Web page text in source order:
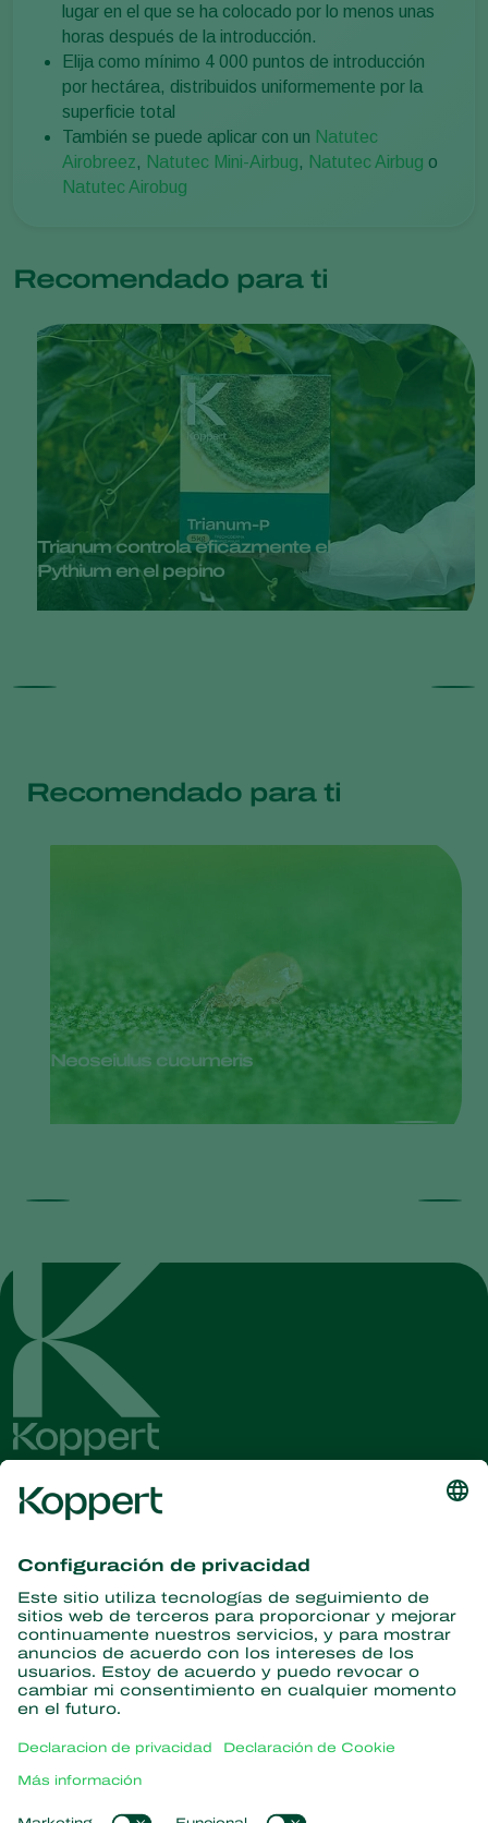
lugar en el que se ha colocado por lo menos unas
horas después de la introducción.
Elija como mínimo 4 000 puntos de introducción
por hectárea, distribuidos uniformemente por la
superficie total
También se puede aplicar con un Natutec
Airobreez, Natutec Mini-Airbug, Natutec Airbug o
Natutec Airobug
Recomendado para ti
Trianum controla eficazmente el
Pythium en el pepino
Recomendado para ti
Neoseiulus cucumeris
información
Suscríbase aquí
Partners with Nature
Avispas parasitoides
Nematodos benéficos
Acerca de Koppert